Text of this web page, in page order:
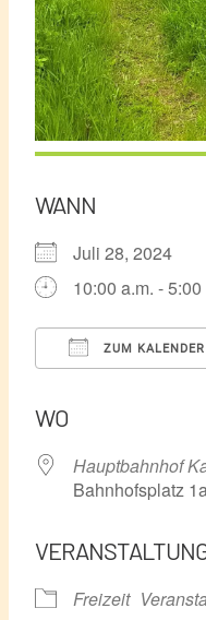
WANN
Juli 28, 2024
10:00 a.m. - 5:00
ZUM
WO
Hauptbahnhof
Bahnhofsplatz
Freizeit